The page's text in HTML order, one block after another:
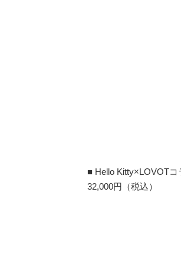
■ Hello Kitty×LOVOT
32,000円（税込）